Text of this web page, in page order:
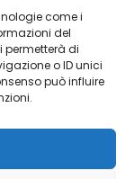
come i
del
permetterà di
o ID unici
può influire